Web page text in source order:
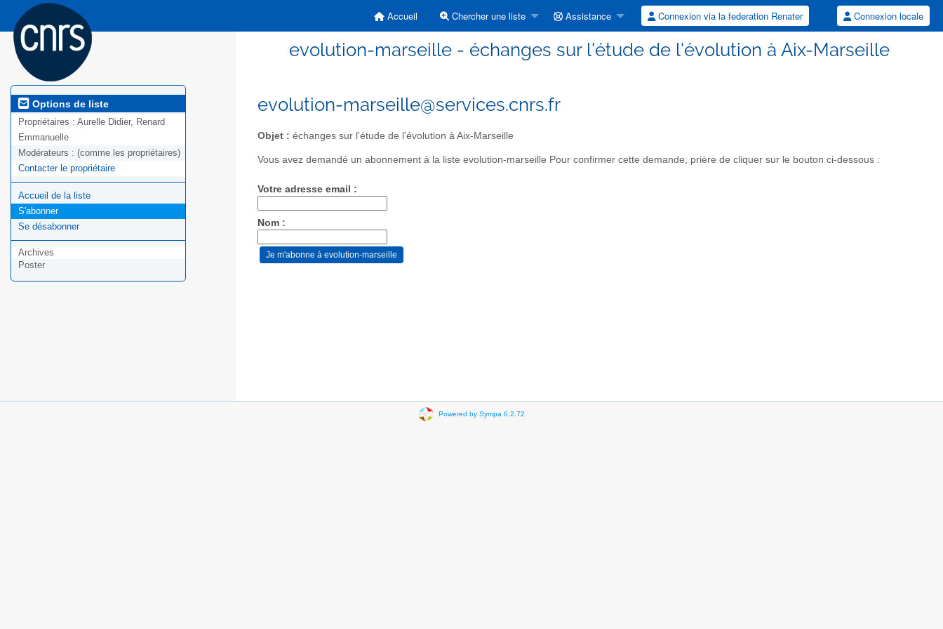
Accueil Chercher une liste Assistance Connexion via la federation Renater Connexion locale
evolution-marseille - échanges sur l'étude de l'évolution à Aix-Marseille
Options de liste
Propriétaires : Aurelle Didier, Renard
Emmanuelle
Modérateurs : (comme les propriétaires)
Contacter le propriétaire
Accueil de la liste
S'abonner
Se désabonner
Archives
Poster
evolution-marseille@services.cnrs.fr
Objet : échanges sur l'étude de l'évolution à Aix-Marseille
Vous avez demandé un abonnement à la liste evolution-marseille Pour confirmer cette demande, prière de cliquer sur le bouton ci-dessous :
Votre adresse email :
Nom :
Powered by Sympa 6.2.72